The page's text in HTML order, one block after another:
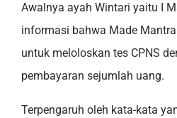
Awalnya ayah Wintari yaitu I
informasi bahwa Made
untuk meloloskan tes CPNS
pembayaran sejumlah uang.
Terpengaruh oleh kata-kata